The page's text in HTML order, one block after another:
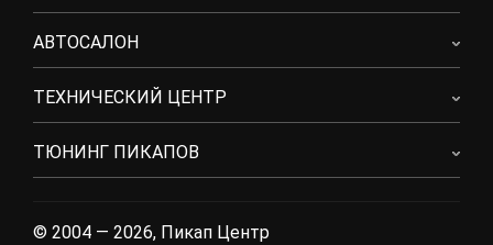
АВТОСАЛОН
ТЕХНИЧЕСКИЙ ЦЕНТР
ТЮНИНГ ПИКАПОВ
© 2004 — 2026, Пикап Центр